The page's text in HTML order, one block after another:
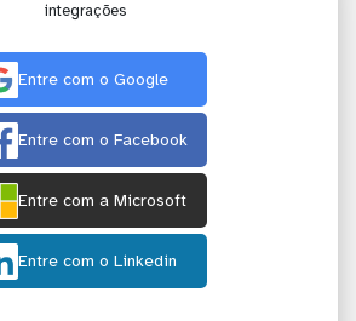
integrações
Entre com o Google
Entre com o Facebook
Entre com a Microsoft
Entre com o Linkedin